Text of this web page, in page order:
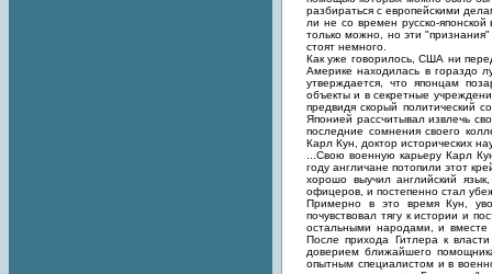
разбираться с европейскими
ли не со времен русско-
только можно, но эти
стоят немного.
Как уже говорилось, США ни
Америке находилась в гораздо
утверждается, что японцам
объекты и в секретные
предвидя скорый политический
Японией рассчитывал извлечь
последние сомнения своего
Карл Кун, доктор исторических
...Свою военную карьеру Карл
году англичане потопили этот
хорошо выучил английский
офицеров, и постепенно стал
Примерно в это время Кун,
почувствовал тягу к истории и
остальными народами, и вместе
После прихода Гитлера к
доверием ближайшего
опытным специалистом и в